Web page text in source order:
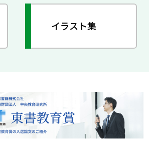
イラスト集